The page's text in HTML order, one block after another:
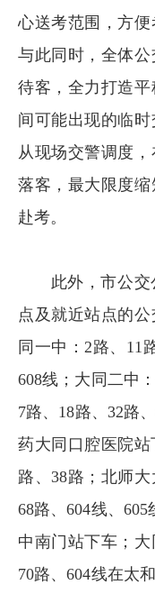
心送考范围，方便
与此同时，全体
待客，全力打造
间可能出现的临
从现场交警调度
落客，最大限度
赴考。
此外，市公交
点及就近站点的
同一中：2路、11
608线；大同二中
7路、18路、32路
药大同口腔医院
路、38路；北师大
68路、604线、
中南门站下车；大
70路、604线在太